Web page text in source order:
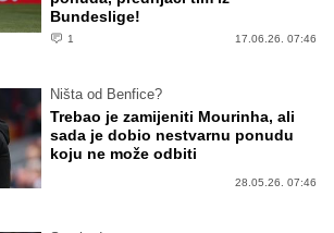
Bundeslige!
1 17.06.26. 07:46
Ništa od Benfice?
Trebao je zamijeniti Mourinha, ali
sada je dobio nestvarnu ponudu
koju ne može odbiti
28.05.26. 07:46